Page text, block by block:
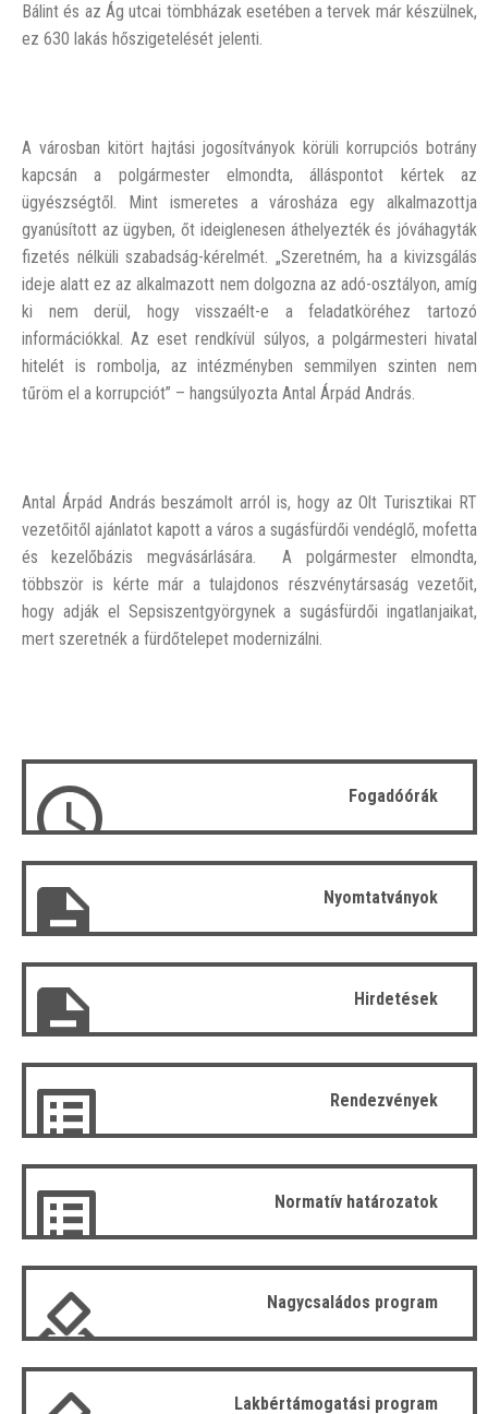
Bálint és az Ág utcai tömbházak esetében a tervek már készülnek,
ez 630 lakás hőszigetelését jelenti.
A városban kitört hajtási jogosítványok körüli korrupciós botrány
kapcsán a polgármester elmondta, álláspontot kértek az
ügyészségtől. Mint ismeretes a városháza egy alkalmazottja
gyanúsított az ügyben, őt ideiglenesen áthelyezték és jóváhagyták
fizetés nélküli szabadság-kérelmét. „Szeretném, ha a kivizsgálás
ideje alatt ez az alkalmazott nem dolgozna az adó-osztályon, amíg
ki nem derül, hogy visszaélt-e a feladatköréhez tartozó
információkkal. Az eset rendkívül súlyos, a polgármesteri hivatal
hitelét is rombolja, az intézményben semmilyen szinten nem
tűröm el a korrupciót” – hangsúlyozta Antal Árpád András.
Antal Árpád András beszámolt arról is, hogy az Olt Turisztikai RT
vezetőitől ajánlatot kapott a város a sugásfürdői vendéglő, mofetta
és kezelőbázis megvásárlására. A polgármester elmondta,
többször is kérte már a tulajdonos részvénytársaság vezetőit,
hogy adják el Sepsiszentgyörgynek a sugásfürdői ingatlanjaikat,
mert szeretnék a fürdőtelepet modernizálni.
Fogadóórák
Nyomtatványok
Hirdetések
Rendezvények
Normatív határozatok
Nagycsaládos program
Lakbértámogatási program